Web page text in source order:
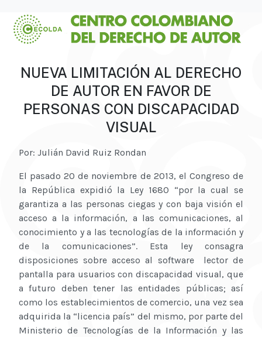
NUEVA LIMITACIÓN AL DERECHO
DE AUTOR EN FAVOR DE
PERSONAS CON DISCAPACIDAD
VISUAL
Por: Julián David Ruiz Rondan
El pasado 20 de noviembre de 2013, el Congreso de
la República expidió la Ley 1680 “por la cual se
garantiza a las personas ciegas y con baja visión el
acceso a la información, a las comunicaciones, al
conocimiento y a las tecnologías de la información y
de la comunicaciones”. Esta ley consagra
disposiciones sobre acceso al software lector de
pantalla para usuarios con discapacidad visual, que
a futuro deben tener las entidades públicas; así
como los establecimientos de comercio, una vez sea
adquirida la “licencia país” del mismo, por parte del
Ministerio de Tecnologías de la Información y las